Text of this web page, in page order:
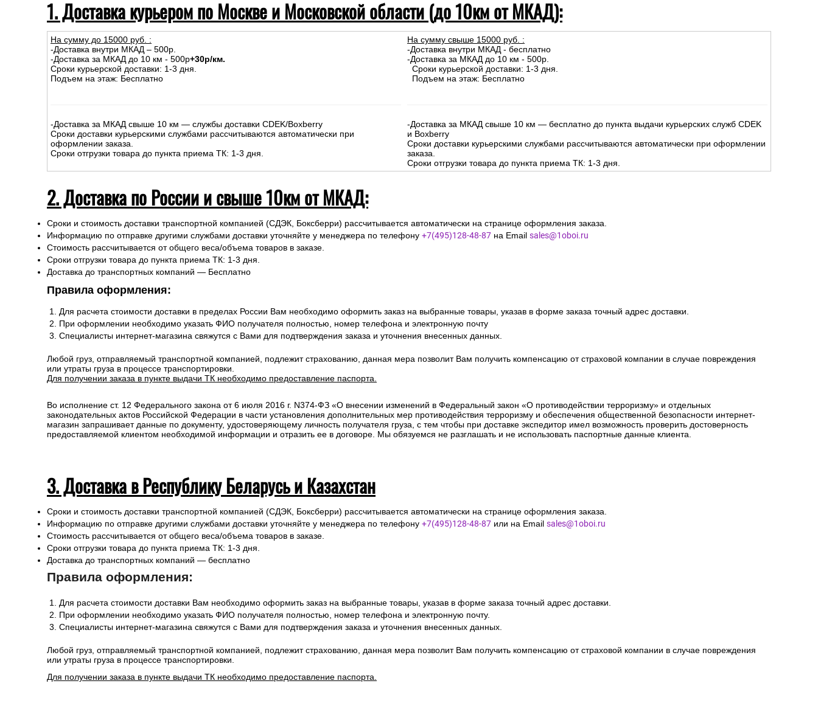
1. Доставка курьером по Москве и Московской области (до 10км от МКАД):
На сумму до 15000 руб. :
-Доставка внутри МКАД – 500р.
-Доставка за МКАД до 10 км - 500р+30р/км.
Сроки курьерской доставки: 1-3 дня.
Подъем на этаж: Бесплатно
-Доставка за МКАД свыше 10 км — службы доставки CDEK/Boxberry
Сроки доставки курьерскими службами рассчитываются автоматически при
оформлении заказа.
Сроки отгрузки товара до пункта приема ТК: 1-3 дня.
На сумму свыше 15000 руб. :
-Доставка внутри МКАД - бесплатно
-Доставка за МКАД до 10 км - 500р.
Сроки курьерской доставки: 1-3 дня.
Подъем на этаж: Бесплатно
-Доставка за МКАД свыше 10 км — бесплатно до пункта выдачи курьерских служб CDEK
и Boxberry
Сроки доставки курьерскими службами рассчитываются автоматически при оформлении
заказа.
Сроки отгрузки товара до пункта приема ТК: 1-3 дня.
2. Доставка по России и свыше 10км от МКАД:
Сроки и стоимость доставки транспортной компанией (СДЭК, Боксберри) рассчитывается автоматически на странице оформления заказа.
Информацию по отправке другими службами доставки уточняйте у менеджера по телефону +7(495)128-48-87 на Email sales@1oboi.ru
Стоимость рассчитывается от общего веса/объема товаров в заказе.
Сроки отгрузки товара до пункта приема ТК: 1-3 дня.
Доставка до транспортных компаний — Бесплатно
Правила оформления:
Для расчета стоимости доставки в пределах России Вам необходимо оформить заказ на выбранные товары, указав в форме заказа точный адрес доставки.
При оформлении необходимо указать ФИО получателя полностью, номер телефона и электронную почту
Специалисты интернет-магазина свяжутся с Вами для подтверждения заказа и уточнения внесенных данных.
Любой груз, отправляемый транспортной компанией, подлежит страхованию, данная мера позволит Вам получить компенсацию от страховой компании в случае повреждения
или утраты груза в процессе транспортировки.
Для получении заказа в пункте выдачи ТК необходимо предоставление паспорта.
Во исполнение ст. 12 Федерального закона от 6 июля 2016 г. N374-ФЗ «О внесении изменений в Федеральный закон «О противодействии терроризму» и отдельных
законодательных актов Российской Федерации в части установления дополнительных мер противодействия терроризму и обеспечения общественной безопасности интернет-
магазин запрашивает данные по документу, удостоверяющему личность получателя груза, с тем чтобы при доставке экспедитор имел возможность проверить достоверность
предоставляемой клиентом необходимой информации и отразить ее в договоре. Мы обязуемся не разглашать и не использовать паспортные данные клиента.
3. Доставка в Республику Беларусь и Казахстан
Сроки и стоимость доставки транспортной компанией (СДЭК, Боксберри) рассчитывается автоматически на странице оформления заказа.
Информацию по отправке другими службами доставки уточняйте у менеджера по телефону +7(495)128-48-87 или на Email sales@1oboi.ru
Стоимость рассчитывается от общего веса/объема товаров в заказе.
Сроки отгрузки товара до пункта приема ТК: 1-3 дня.
Доставка до транспортных компаний — бесплатно
Правила оформления:
Для расчета стоимости доставки Вам необходимо оформить заказ на выбранные товары, указав в форме заказа точный адрес доставки.
При оформлении необходимо указать ФИО получателя полностью, номер телефона и электронную почту.
Специалисты интернет-магазина свяжутся с Вами для подтверждения заказа и уточнения внесенных данных.
Любой груз, отправляемый транспортной компанией, подлежит страхованию, данная мера позволит Вам получить компенсацию от страховой компании в случае повреждения
или утраты груза в процессе транспортировки.
Для получении заказа в пункте выдачи ТК необходимо предоставление паспорта.